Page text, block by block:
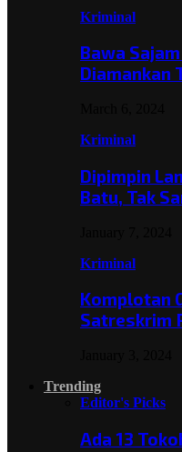
Kriminal
Bawa
Diamankan
Kriminal
Dipimpin
Batu, Tak
Kriminal
Komplotan
Satreskrim
Trending
Editor's Picks
Ada 13